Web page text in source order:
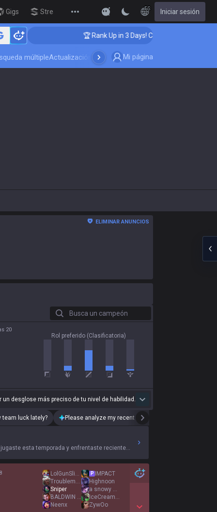
Gigs Streamer Overlay New
ES Iniciar sesión
🏆 Rank Up in 3 Days! Challenger Coaching
múltipleActualización del juego Mi página
ELIMINAR ANUNCIOS
Busca un campeón
20
Rol preferido (Clasificatoria)
un desglose más preciso de tu nivel de habilidad.
team luck lately? Please analyze my recent playstyle.
esta temporada y enfrentaste recientemente.
LolGunSlinger
Troublemaker
Sniper
BALDWIN BENEDICT
Neenx
P
IMPACT
Highnoon
a snowy night
IceCreamUScream
ZywOo